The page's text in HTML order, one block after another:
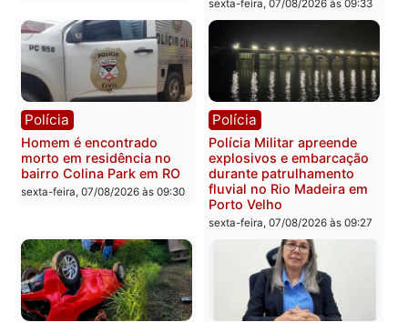
Polícia
Casal é preso pela PRF
com mais de 72 quilos de
mercúrio escondidos em
sexta-feira, 07/08/2026 às 09:38
Polícia
Polícia Civil deflagra
operação contra facção
criminosa que atacava
provedores de internet
Rondônia
sexta-feira, 07/08/2026 às